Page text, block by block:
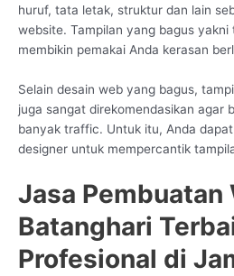
huruf, tata letak, struktur dan lain
website. Tampilan yang bagus
membikin pemakai Anda kerasan
Selain desain web yang bagus,
juga sangat direkomendasikan agar
banyak traffic. Untuk itu, Anda
designer untuk mempercantik
Jasa Pembuatan
Batanghari
Profesional di